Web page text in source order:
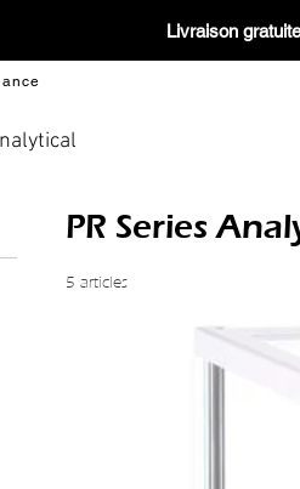
Livraison
PR Series
5 articles